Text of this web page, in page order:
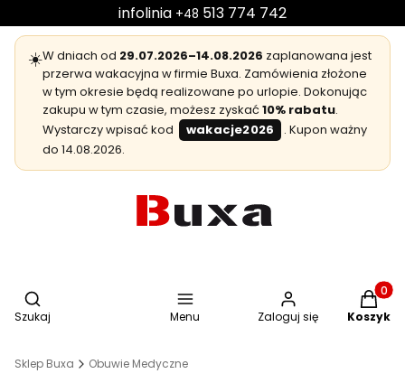
infolinia +48 513 774 742
☀️W dniach od 29.07.2026–14.08.2026 zaplanowana jest
przerwa wakacyjna w firmie Buxa. Zamówienia złożone
w tym okresie będą realizowane po urlopie. Dokonując
zakupu w tym czasie, możesz zyskać 10% rabatu.
Wystarczy wpisać kod
wakacje2026
. Kupon ważny
do 14.08.2026.
Otwórz wyszukiwarkę
Szukaj Menu Zaloguj się Koszyk
Sklep Buxa Obuwie Medyczne